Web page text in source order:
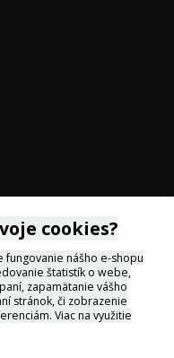
cookies?
fungovanie nášho e-shopu
štatistík o webe,
zapamätanie vášho
stránok, či zobrazenie
Viac na využitie